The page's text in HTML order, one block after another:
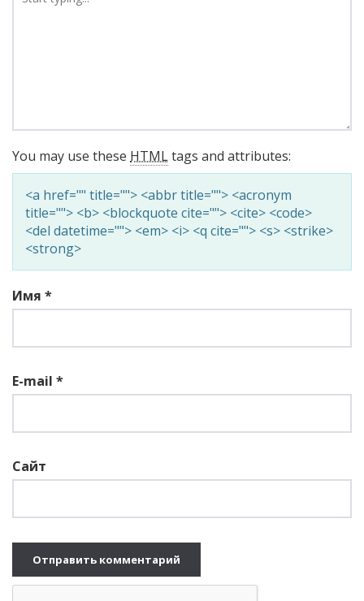
You may use these HTMLtags and attributes:
<a href="" title=""> <abbr title=""> <acronym
title=""> <b> <blockquote cite=""> <cite> <code>
<del datetime=""> <em> <i> <q cite=""> <s> <strike>
<strong>
Имя *
E-mail *
Сайт